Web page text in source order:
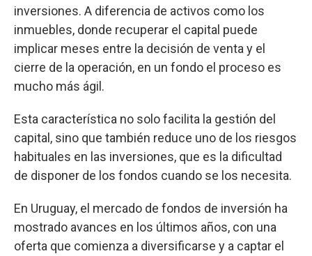
inversiones. A diferencia de activos como los
inmuebles, donde recuperar el capital puede
implicar meses entre la decisión de venta y el
cierre de la operación, en un fondo el proceso es
mucho más ágil.
Esta característica no solo facilita la gestión del
capital, sino que también reduce uno de los riesgos
habituales en las inversiones, que es la dificultad
de disponer de los fondos cuando se los necesita.
En Uruguay, el mercado de fondos de inversión ha
mostrado avances en los últimos años, con una
oferta que comienza a diversificarse y a captar el